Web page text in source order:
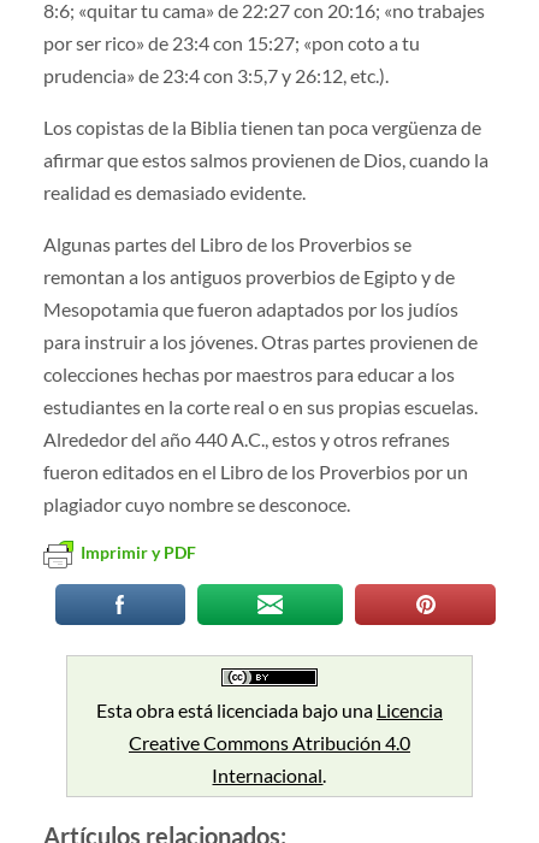
8:6; «quitar tu cama» de 22:27 con 20:16; «no trabajes
por ser rico» de 23:4 con 15:27; «pon coto a tu
prudencia» de 23:4 con 3:5,7 y 26:12, etc.).
Los copistas de la Biblia tienen tan poca vergüenza de
afirmar que estos salmos provienen de Dios, cuando la
realidad es demasiado evidente.
Algunas partes del Libro de los Proverbios se
remontan a los antiguos proverbios de Egipto y de
Mesopotamia que fueron adaptados por los judíos
para instruir a los jóvenes. Otras partes provienen de
colecciones hechas por maestros para educar a los
estudiantes en la corte real o en sus propias escuelas.
Alrededor del año 440 A.C., estos y otros refranes
fueron editados en el Libro de los Proverbios por un
plagiador cuyo nombre se desconoce.
Imprimir y PDF
Esta obra está licenciada bajo una Licencia
Creative Commons Atribución 4.0
Internacional.
Artículos relacionados: